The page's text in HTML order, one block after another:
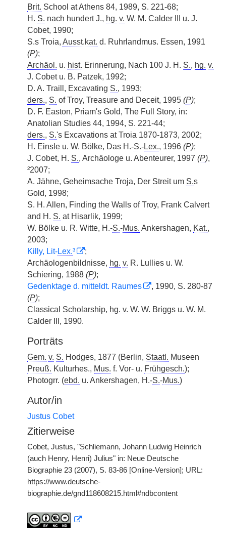
Brit. School at Athens 84, 1989, S. 221-68;
H. S. nach hundert J., hg. v. W. M. Calder III u. J.
Cobet, 1990;
S.s Troia, Ausst.kat. d. Ruhrlandmus. Essen, 1991
(P);
Archäol. u. hist. Erinnerung, Nach 100 J. H. S., hg. v.
J. Cobet u. B. Patzek, 1992;
D. A. Traill, Excavating S., 1993;
ders., S. of Troy, Treasure and Deceit, 1995 (P);
D. F. Easton, Priam's Gold, The Full Story, in:
Anatolian Studies 44, 1994, S. 221-44;
ders., S.'s Excavations at Troia 1870-1873, 2002;
H. Einsle u. W. Bölke, Das H.-S.-Lex., 1996 (P);
J. Cobet, H. S., Archäologe u. Abenteurer, 1997 (P),
²2007;
A. Jähne, Geheimsache Troja, Der Streit um S.s
Gold, 1998;
S. H. Allen, Finding the Walls of Troy, Frank Calvert
and H. S. at Hisarlik, 1999;
W. Bölke u. R. Witte, H.-S.-Mus. Ankershagen, Kat.,
2003;
Killy, Lit-Lex.³
;
Archäologenbildnisse, hg. v. R. Lullies u. W.
Schiering, 1988 (P);
Gedenktage d. mitteldt. Raumes
, 1990, S. 280-87
(P);
Classical Scholarship, hg. v. W. W. Briggs u. W. M.
Calder III, 1990.
Porträts
Gem. v. S. Hodges, 1877 (Berlin, Staatl. Museen
Preuß. Kulturhes., Mus. f. Vor- u. Frühgesch.);
Photogrr. (ebd. u. Ankershagen, H.-S.-Mus.)
Autor/in
Justus Cobet
Zitierweise
Cobet, Justus, "Schliemann, Johann Ludwig Heinrich
(auch Henry, Henri) Julius" in: Neue Deutsche
Biographie 23 (2007), S. 83-86 [Online-Version]; URL:
https://www.deutsche-
biographie.de/gnd118608215.html#ndbcontent